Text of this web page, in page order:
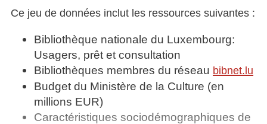
Ce jeu de données inclut les ressources suivantes :
Bibliothèque nationale du Luxembourg:
Usagers, prêt et consultation
Bibliothèques membres du réseau bibnet.lu
Budget du Ministère de la Culture (en
millions EUR)
Caractéristiques sociodémographiques de